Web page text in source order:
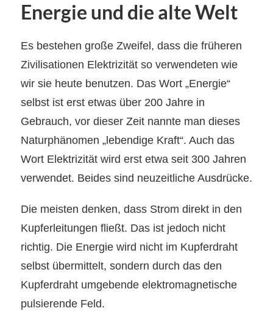
Energie und die alte Welt
Es bestehen große Zweifel, dass die früheren
Zivilisationen Elektrizität so verwendeten wie
wir sieheute benutzen. Das Wort „Energie“
selbst ist erst etwas über 200 Jahre in
Gebrauch, vor dieser Zeit nannte man dieses
Naturphänomen „lebendige Kraft“. Auch das
Wort Elektrizität wird erst etwa seit 300 Jahren
verwendet. Beides sind neuzeitliche Ausdrücke.
Die meisten denken, dass Strom direkt in den
Kupferleitungen fließt. Das ist jedoch nicht
richtig. Die Energie wird nicht im Kupferdraht
selbst übermittelt, sondern durch das den
Kupferdraht umgebende elektromagnetische
pulsierende Feld.